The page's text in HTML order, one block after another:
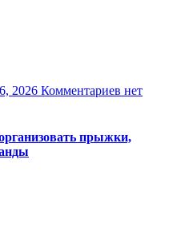
2026 Комментариев нет
прыжки,